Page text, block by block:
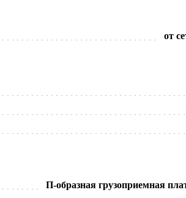
от
П-образная грузоприемная